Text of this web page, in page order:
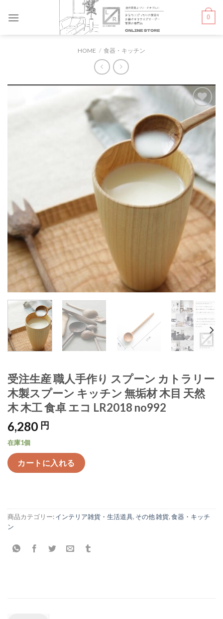
0
HOME / 食器・キッチン
お気
に入
受注生産 職人手作り スプーン カトラリー
木製スプーン キッチン 無垢材 木目 天然
木 木工 食卓 エコ LR2018 no992
6,280 円
在庫1個
カートに入れる
商品カテゴリー:インテリア雑貨・生活道具, その他 雑貨,食器・キッチ
ン